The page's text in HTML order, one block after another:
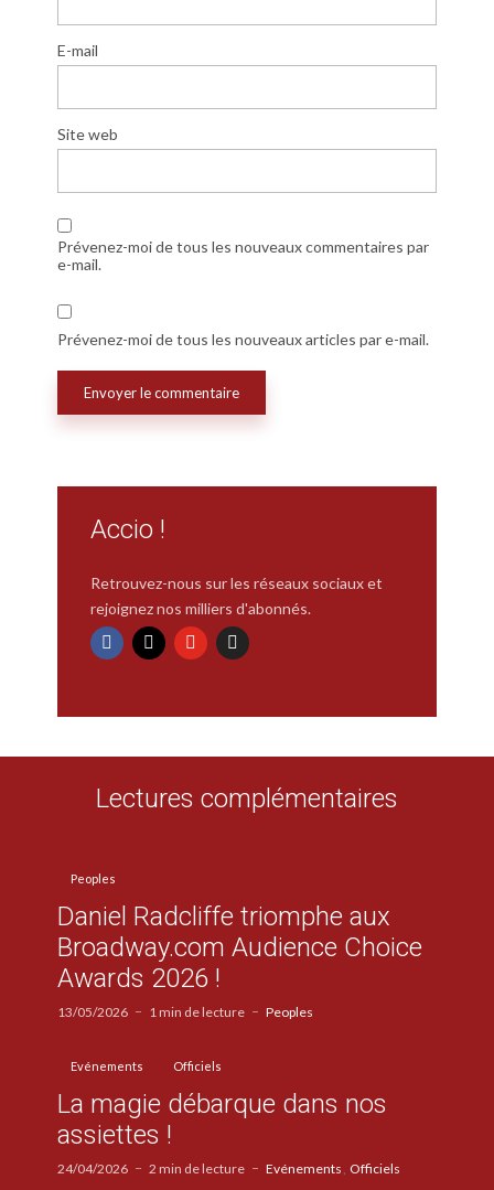
E-mail
Site web
Prévenez-moi de tous les nouveaux commentaires par
e-mail.
Prévenez-moi de tous les nouveaux articles par e-mail.
Accio !
Retrouvez-nous sur les réseaux sociaux et
rejoignez nos milliers d'abonnés.
Lectures complémentaires
Peoples
Daniel Radcliffe triomphe aux
Broadway.com Audience Choice
Awards 2026 !
13/05/2026 1 min de lecture Peoples
Evénements Officiels
La magie débarque dans nos
assiettes !
24/04/2026 2 min de lecture Evénements Officiels